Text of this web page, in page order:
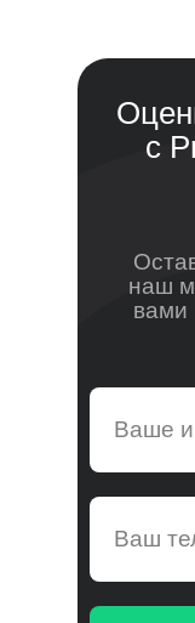
наш
вами
с